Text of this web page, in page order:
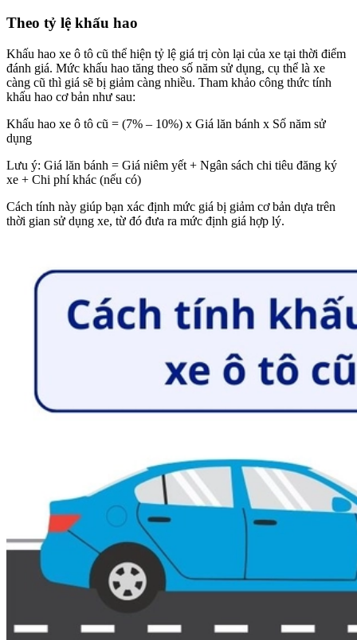
Theo tỷ lệ khấu hao
Khấu hao xe ô tô cũ thể hiện tỷ lệ giá trị còn lại của xe tại thời điểm
đánh giá. Mức khấu hao tăng theo số năm sử dụng, cụ thể là xe
càng cũ thì giá sẽ bị giảm càng nhiều. Tham khảo công thức tính
khấu hao cơ bản như sau:
Khấu hao xe ô tô cũ = (7% – 10%) x Giá lăn bánh x Số năm sử
dụng
Lưu ý: Giá lăn bánh = Giá niêm yết + Ngân sách chi tiêu đăng ký
xe + Chi phí khác (nếu có)
Cách tính này giúp bạn xác định mức giá bị giảm cơ bản dựa trên
thời gian sử dụng xe, từ đó đưa ra mức định giá hợp lý.